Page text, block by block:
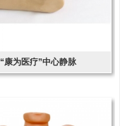
“康为医疗”中心静脉